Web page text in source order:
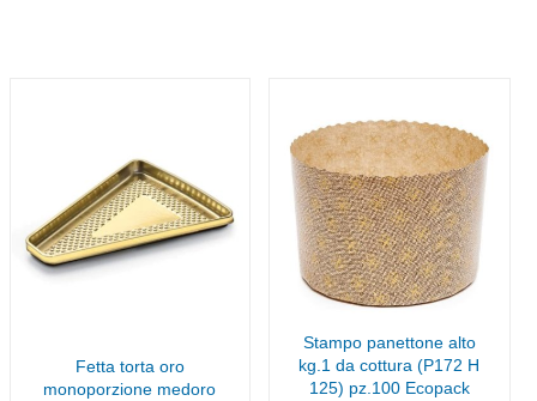
Fetta torta oro
monoporzione medoro
Stampo panettone alto
kg.1 da cottura (P172 H
125) pz.100 Ecopack